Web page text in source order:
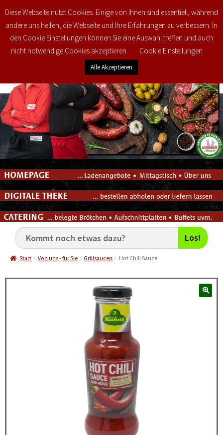
€0,00 0
Los!
Start Von uns - für Sie Grillsaucen Hot Chili Sauce
Diese Webseite nutzt Cookies. Einige von ihnen sind essentiell, während
andere uns helfen, die Webseite und Ihre Erfahrungen zu verbessern. In
den Cookie Einstellungen können Sie eine Auswahl treffen und auch
nicht notwendige Cookies akzeptieren.
Cookie Einstellungen
Alle Akzeptieren